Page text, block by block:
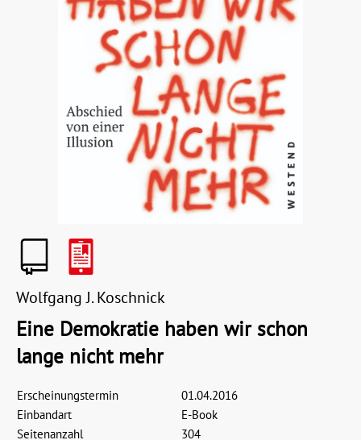
Wolfgang J. Koschnick
Eine Demokratie haben wir schon
lange nicht mehr
Erscheinungstermin
01.04.2016
Einbandart
E-Book
Seitenanzahl
304